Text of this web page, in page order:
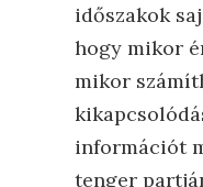
időszakok
hogy mikor
mikor
információt
tenger